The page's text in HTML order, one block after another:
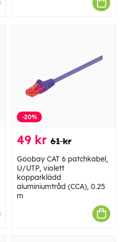
-20%
49 kr 61 kr
Goobay CAT 6 patchkabel,
U/UTP, violett
kopparklädd
aluminiumtråd (CCA), 0.25
m